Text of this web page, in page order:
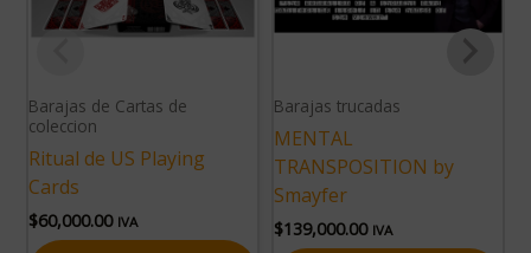
Barajas de Cartas de
coleccion
Ritual de US Playing
Cards
$60,000.00 IVA
Barajas trucadas
MENTAL
TRANSPOSITION by
Smayfer
$139,000.00 IVA